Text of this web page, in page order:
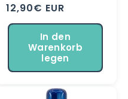
Normaler
Preis
12,90€ EUR
In den
Warenkorb
legen